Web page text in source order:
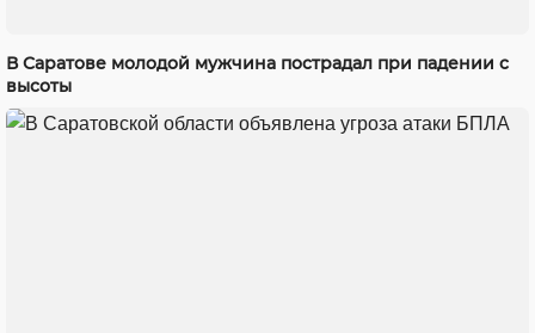
В Саратове молодой мужчина пострадал при падении с
высоты